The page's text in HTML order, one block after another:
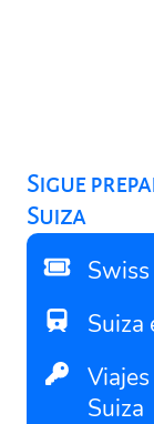
Sigue
Suiza
Swiss
Suiza
Suiza